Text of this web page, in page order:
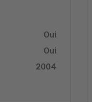
Oui
Oui
2004